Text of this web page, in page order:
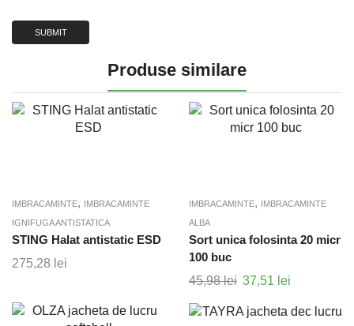
Produse similare
IMBRACAMINTE, IMBRACAMINTE
IGNIFUGA ANTISTATICA
STING Halat antistatic ESD
275,28 lei
IMBRACAMINTE, IMBRACAMINTE
ALBA
Sort unica folosinta 20 micr
100 buc
45,98lei Prețul
a
37,51 lei
este: